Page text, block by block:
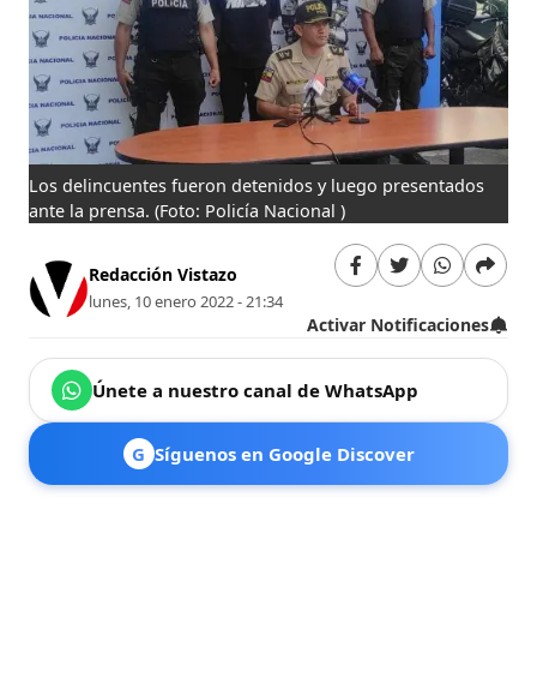
Los delincuentes fueron detenidos y luego presentados
ante la prensa.(Foto: Policía Nacional )
Redacción Vistazo
lunes, 10 enero 2022 - 21:34
Activar Notificaciones
Únete a nuestro canal de WhatsApp
G Síguenos en Google Discover